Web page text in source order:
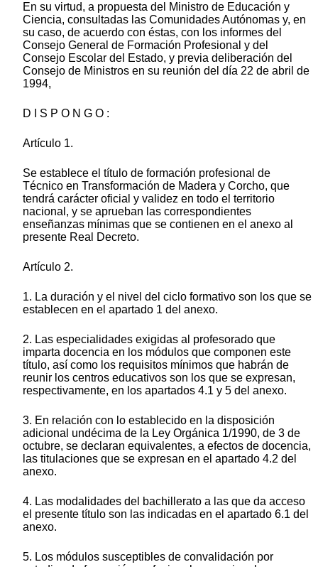
En su virtud, a propuesta del Ministro de Educación y
Ciencia, consultadas las Comunidades Autónomas y, en
su caso, de acuerdo con éstas, con los informes del
Consejo General de Formación Profesional y del
Consejo Escolar del Estado, y previa deliberación del
Consejo de Ministros en su reunión del día 22 de abril de
1994,
D I S P O N G O :
Artículo 1.
Se establece el título de formación profesional de
Técnico en Transformación de Madera y Corcho, que
tendrá carácter oficial y validez en todo el territorio
nacional, y se aprueban las correspondientes
enseñanzas mínimas que se contienen en el anexo al
presente Real Decreto.
Artículo 2.
1. La duración y el nivel del ciclo formativo son los que se
establecen en el apartado 1 del anexo.
2. Las especialidades exigidas al profesorado que
imparta docencia en los módulos que componen este
título, así como los requisitos mínimos que habrán de
reunir los centros educativos son los que se expresan,
respectivamente, en los apartados 4.1 y 5 del anexo.
3. En relación con lo establecido en la disposición
adicional undécima de la Ley Orgánica 1/1990, de 3 de
octubre, se declaran equivalentes, a efectos de docencia,
las titulaciones que se expresan en el apartado 4.2 del
anexo.
4. Las modalidades del bachillerato a las que da acceso
el presente título son las indicadas en el apartado 6.1 del
anexo.
5. Los módulos susceptibles de convalidación por